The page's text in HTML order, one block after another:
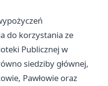
do korzystania ze
Publicznej w
siedziby głównej,
Pawłowie oraz